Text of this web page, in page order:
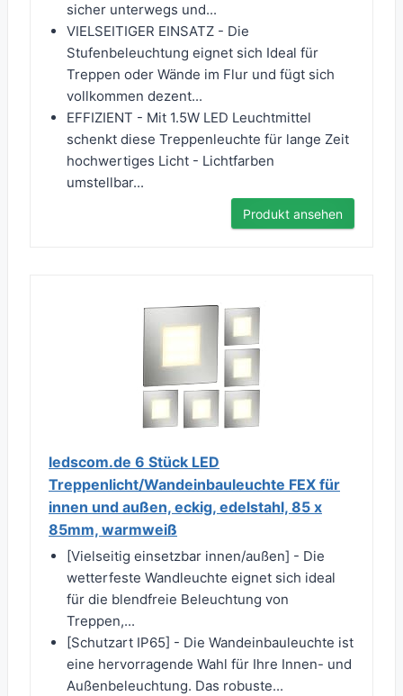
sicher unterwegs und...
VIELSEITIGER EINSATZ - Die
Stufenbeleuchtung eignet sich Ideal für
Treppen oder Wände im Flur und fügt sich
vollkommen dezent...
EFFIZIENT - Mit 1.5W LED Leuchtmittel
schenkt diese Treppenleuchte für lange Zeit
hochwertiges Licht - Lichtfarben
umstellbar...
Produkt ansehen
ledscom.de 6 Stück LED
Treppenlicht/Wandeinbauleuchte FEX für
innen und außen, eckig, edelstahl, 85 x
85mm, warmweiß
[Vielseitig einsetzbar innen/außen] - Die
wetterfeste Wandleuchte eignet sich ideal
für die blendfreie Beleuchtung von
Treppen,...
[Schutzart IP65] - Die Wandeinbauleuchte ist
eine hervorragende Wahl für Ihre Innen- und
Außenbeleuchtung. Das robuste...